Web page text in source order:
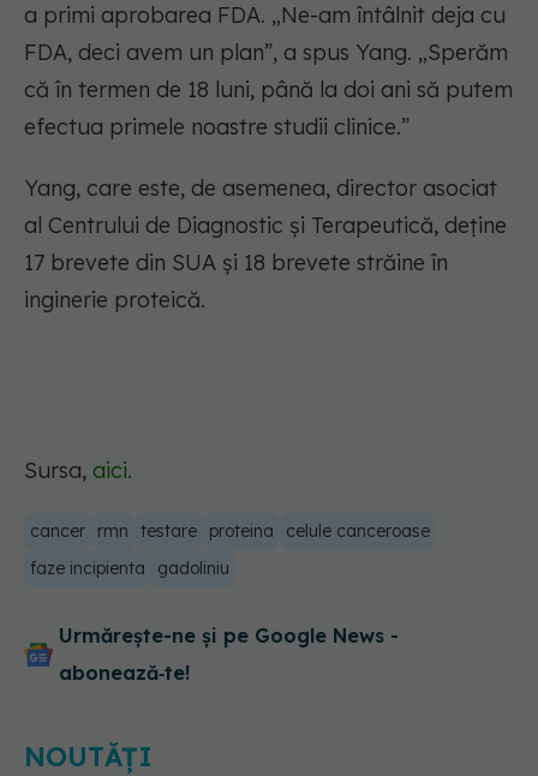
a primi aprobarea FDA. „Ne-am întâlnit deja cu
FDA, deci avem un plan”, a spus Yang. „Sperăm
că în termen de 18 luni, până la doi ani să putem
efectua primele noastre studii clinice.”
Yang, care este, de asemenea, director asociat
al Centrului de Diagnostic și Terapeutică, deține
17 brevete din SUA și 18 brevete străine în
inginerie proteică.
Sursa, aici.
cancer rmn testare proteina
celule canceroase
faze incipienta
gadoliniu
Urmărește-ne și pe Google News -
abonează‑te!
NOUTĂȚI